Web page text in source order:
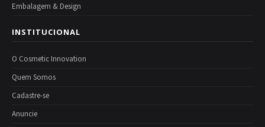
Embalagem & Design
INSTITUCIONAL
O Cosmetic Innovation
Quem Somos
Cadastre-se
Anuncie